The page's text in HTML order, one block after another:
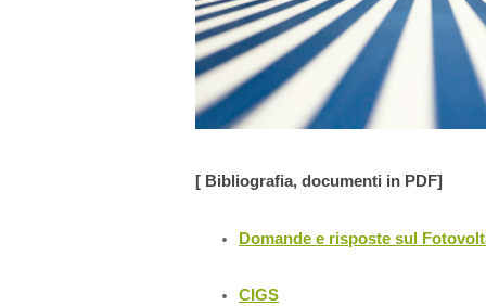
[ Bibliografia, documenti in PDF]
Domande e risposte sul
CIGS